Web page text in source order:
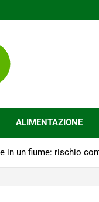
ALIMENTAZIONE
in un fiume: rischio